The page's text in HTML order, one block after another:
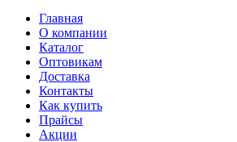
Главная
О компании
Каталог
Оптовикам
Доставка
Контакты
Как купить
Прайсы
Акции